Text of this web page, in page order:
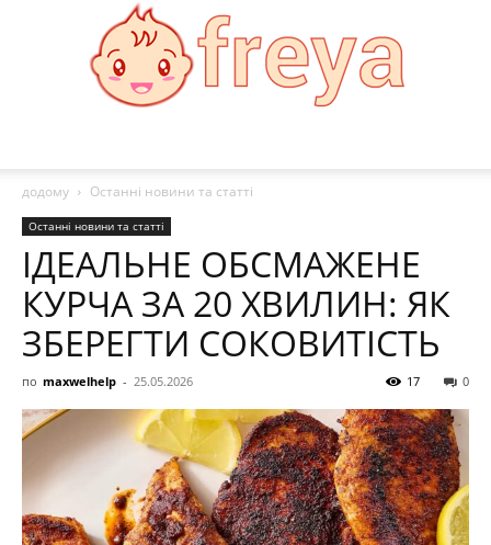
додому
Останні новини та статті
Останні новини та статті
ІДЕАЛЬНЕ ОБСМАЖЕНЕ
КУРЧА ЗА 20 ХВИЛИН: ЯК
ЗБЕРЕГТИ СОКОВИТІСТЬ
по maxwelhelp - 25.05.2026 0
17